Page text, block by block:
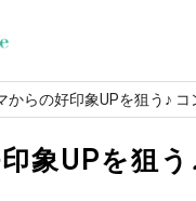
からの好印象UPを狙う♪
象UPを狙